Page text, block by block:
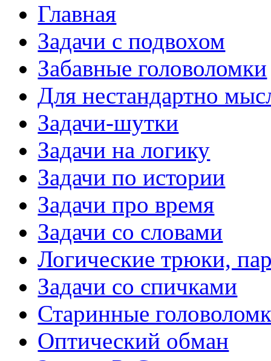
Главная
Задачи с подвохом
Забавные головоломки
Для нестандартно
Задачи-шутки
Задачи на логику
Задачи по истории
Задачи про время
Задачи со словами
Логические трюки,
Задачи со спичками
Старинные
Оптический обман